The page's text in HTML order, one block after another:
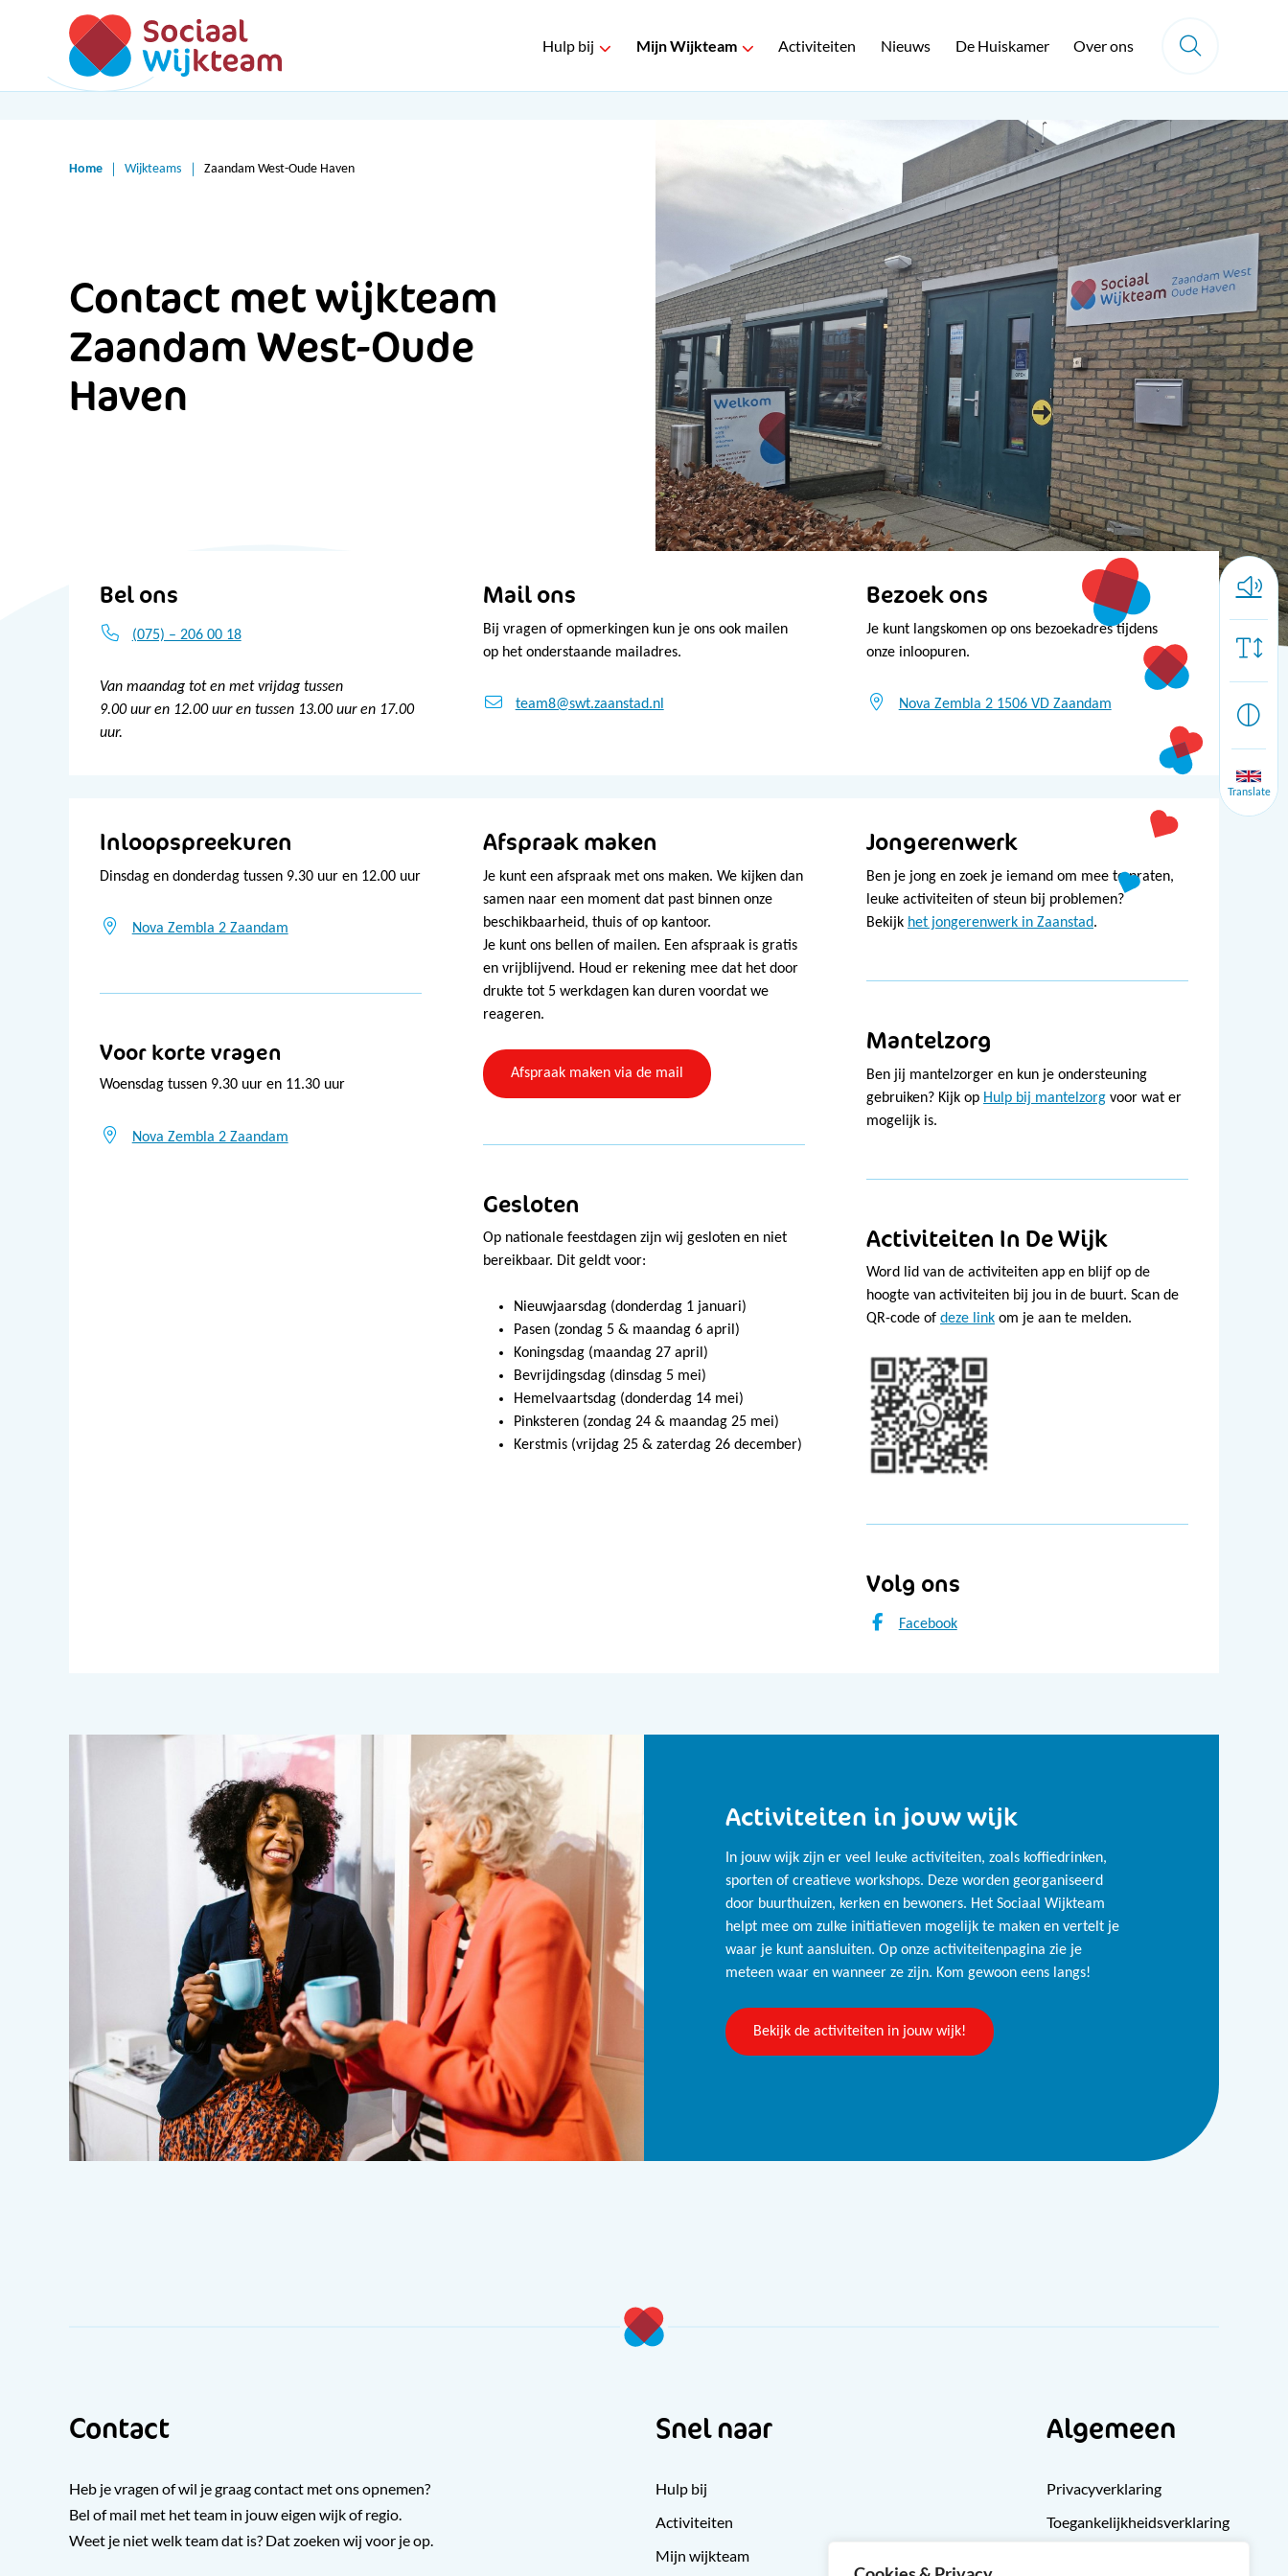
Hulp bij Mijn Wijkteam Activiteiten Nieuws De Huiskamer Over ons
Translate
Home Wijkteams Zaandam West-Oude Haven
Contact met wijkteam
Zaandam West-Oude
Haven
Bel ons
(075) – 206 00 18
Van maandag tot en met vrijdag tussen
9.00 uur en 12.00 uur en tussen 13.00 uur en 17.00
uur.
Mail ons
Bij vragen of opmerkingen kun je ons ook mailen
op het onderstaande mailadres.
team8@swt.zaanstad.nl
Bezoek ons
Je kunt langskomen op ons bezoekadres tijdens
onze inloopuren.
Nova Zembla 2 1506 VD Zaandam
Inloopspreekuren
Dinsdag en donderdag tussen 9.30 uur en 12.00 uur
Nova Zembla 2 Zaandam
Voor korte vragen
Woensdag tussen 9.30 uur en 11.30 uur
Nova Zembla 2 Zaandam
Afspraak maken
Je kunt een afspraak met ons maken. We kijken dan
samen naar een moment dat past binnen onze
beschikbaarheid, thuis of op kantoor.
Je kunt ons bellen of mailen. Een afspraak is gratis
en vrijblijvend. Houd er rekening mee dat het door
drukte tot 5 werkdagen kan duren voordat we
reageren.
Afspraak maken via de mail
Gesloten
Op nationale feestdagen zijn wij gesloten en niet
bereikbaar. Dit geldt voor:
Nieuwjaarsdag (donderdag 1 januari)
Pasen (zondag 5 & maandag 6 april)
Koningsdag (maandag 27 april)
Bevrijdingsdag (dinsdag 5 mei)
Hemelvaartsdag (donderdag 14 mei)
Pinksteren (zondag 24 & maandag 25 mei)
Kerstmis (vrijdag 25 & zaterdag 26 december)
Jongerenwerk
Ben je jong en zoek je iemand om mee te praten,
leuke activiteiten of steun bij problemen?
Bekijk het jongerenwerk in Zaanstad.
Mantelzorg
Ben jij mantelzorger en kun je ondersteuning
gebruiken? Kijk op Hulp bij mantelzorg voor wat er
mogelijk is.
Activiteiten In De Wijk
Word lid van de activiteiten app en blijf op de
hoogte van activiteiten bij jou in de buurt. Scan de
QR-code of deze link om je aan te melden.
Volg ons
Facebook
Activiteiten in jouw wijk
In jouw wijk zijn er veel leuke activiteiten, zoals koffiedrinken,
sporten of creatieve workshops. Deze worden georganiseerd
door buurthuizen, kerken en bewoners. Het Sociaal Wijkteam
helpt mee om zulke initiatieven mogelijk te maken en vertelt je
waar je kunt aansluiten. Op onze activiteitenpagina zie je
meteen waar en wanneer ze zijn. Kom gewoon eens langs!
Bekijk de activiteiten in jouw wijk!
Contact
Heb je vragen of wil je graag contact met ons opnemen?
Bel of mail met het team in jouw eigen wijk of regio.
Weet je niet welk team dat is? Dat zoeken wij voor je op.
Snel naar
Hulp bij
Activiteiten
Mijn wijkteam
Algemeen
Privacyverklaring
Toegankelijkheidsverklaring